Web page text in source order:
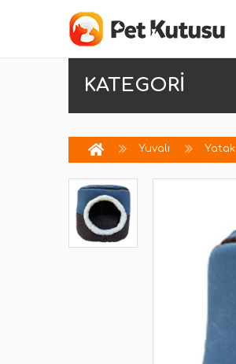
KATEGORİ
Yuvalı Yatak